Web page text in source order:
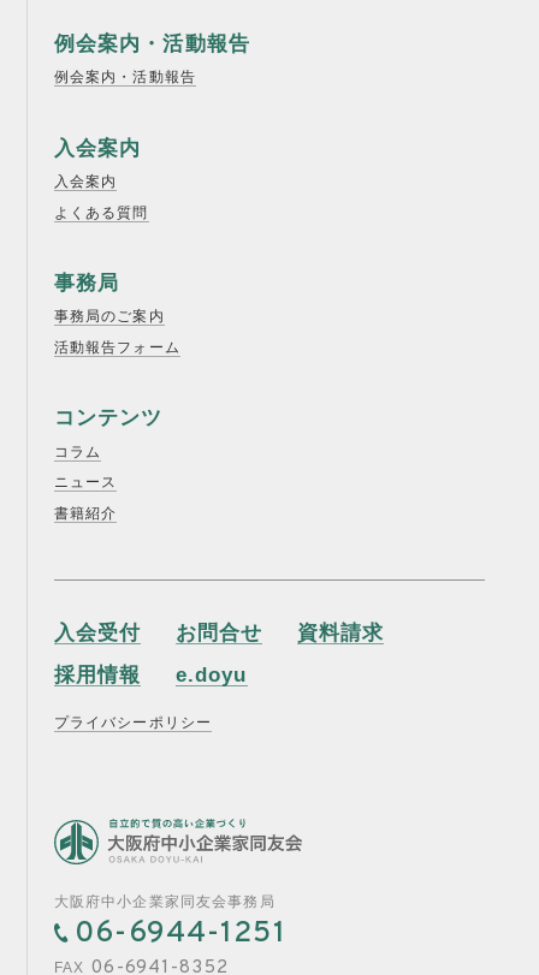
例会案内・活動報告
例会案内・活動報告
入会案内
入会案内
よくある質問
事務局
事務局のご案内
活動報告フォーム
コンテンツ
コラム
ニュース
書籍紹介
入会受付 お問合せ
資料請求
採用情報
e.doyu
プライバシーポリシー
大阪府中小企業家同友会事務局
06-6944-1251
FAX 06-6941-8352